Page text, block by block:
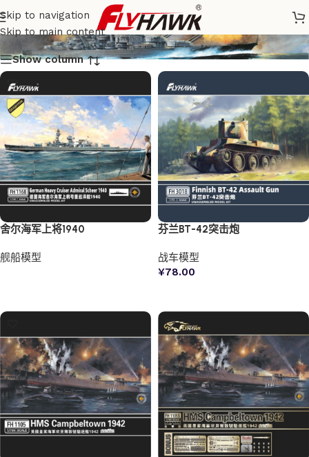
Skip to navigation
Skip to main content
产品中心
Show column
舍尔海军上将1940
舰船模型
芬兰BT-42突击炮
战车模型
¥78.00